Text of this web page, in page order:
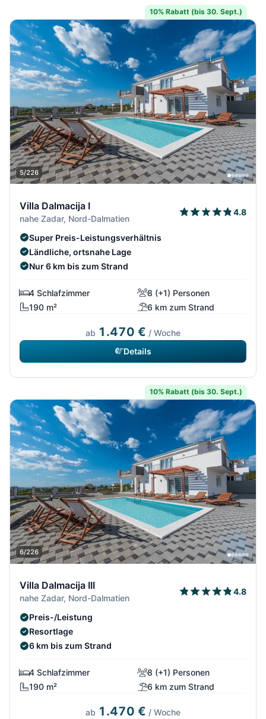
10% Rabatt (bis 30. Sept.)
5/226
Villa Dalmacija I
nahe Zadar, Nord-Dalmatien
4.8
Super Preis-Leistungsverhältnis
Ländliche, ortsnahe Lage
Nur 6 km bis zum Strand
4 Schlafzimmer
8 (+1) Personen
190 m²
6 km zum Strand
ab 1.470 € / Woche
Details
10% Rabatt (bis 30. Sept.)
6/226
Villa Dalmacija III
nahe Zadar, Nord-Dalmatien
4.8
Preis-/Leistung
Resortlage
6 km bis zum Strand
4 Schlafzimmer
8 (+1) Personen
190 m²
6 km zum Strand
ab 1.470 € / Woche